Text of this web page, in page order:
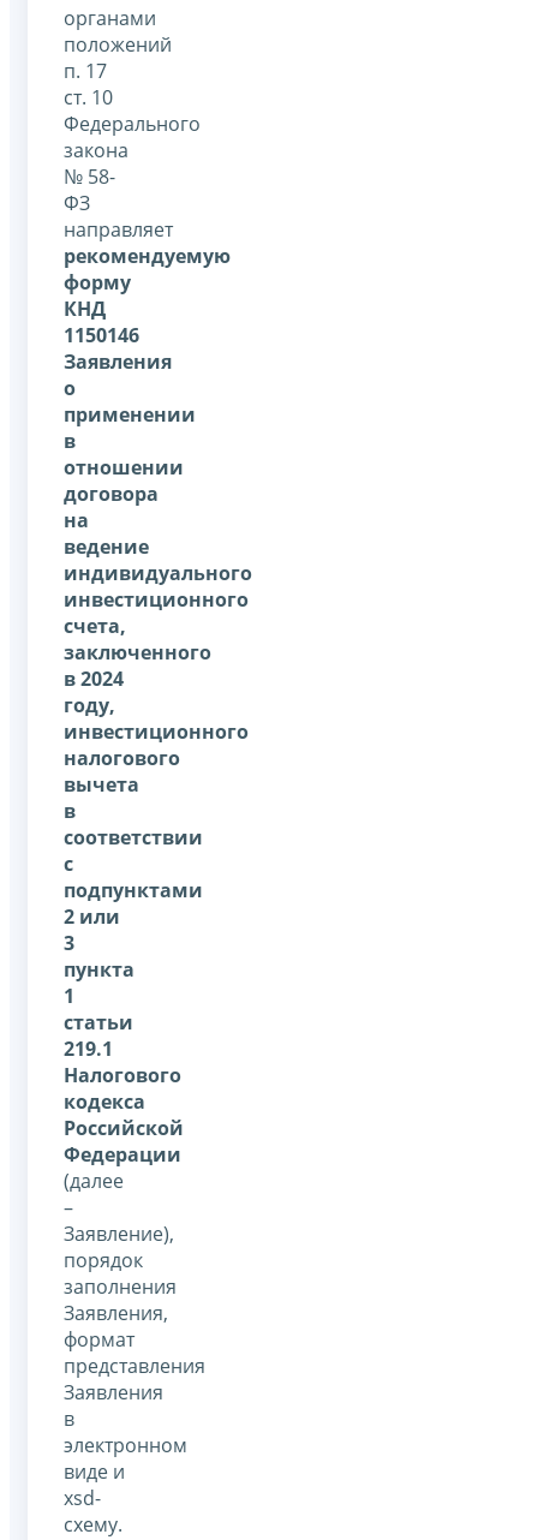
органами
положений
п. 17
ст. 10
Федерального
закона
№ 58-
ФЗ
направляет
рекомендуемую
форму
КНД
1150146
Заявления
о
применении
в
отношении
договора
на
ведение
индивидуального
инвестиционного
счета,
заключенного
в 2024
году,
инвестиционного
налогового
вычета
в
соответствии
с
подпунктами
2 или
3
пункта
1
статьи
219.1
Налогового
кодекса
Российской
Федерации
(далее
–
Заявление),
порядок
заполнения
Заявления,
формат
представления
Заявления
в
электронном
виде и
xsd-
схему.